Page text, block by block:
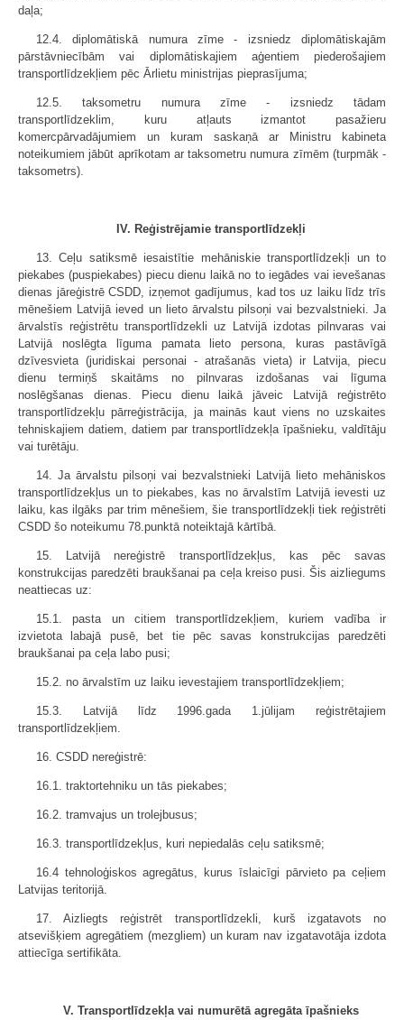
daļa;
12.4. diplomātiskā numura zīme - izsniedz diplomātiskajām
pārstāvniecībām vai diplomātiskajiem aģentiem piederošajiem
transportlīdzekļiem pēc Ārlietu ministrijas pieprasījuma;
12.5. taksometru numura zīme - izsniedz tādam
transportlīdzeklim, kuru atļauts izmantot pasažieru
komercpārvadājumiem un kuram saskaņā ar Ministru kabineta
noteikumiem jābūt aprīkotam ar taksometru numura zīmēm (turpmāk -
taksometrs).
IV. Reģistrējamie transportlīdzekļi
13. Ceļu satiksmē iesaistītie mehāniskie transportlīdzekļi un to
piekabes (puspiekabes) piecu dienu laikā no to iegādes vai ievešanas
dienas jāreģistrē CSDD, izņemot gadījumus, kad tos uz laiku līdz trīs
mēnešiem Latvijā ieved un lieto ārvalstu pilsoņi vai bezvalstnieki. Ja
ārvalstīs reģistrētu transportlīdzekli uz Latvijā izdotas pilnvaras vai
Latvijā noslēgta līguma pamata lieto persona, kuras pastāvīgā
dzīvesvieta (juridiskai personai - atrašanās vieta) ir Latvija, piecu
dienu termiņš skaitāms no pilnvaras izdošanas vai līguma
noslēgšanas dienas. Piecu dienu laikā jāveic Latvijā reģistrēto
transportlīdzekļu pārreģistrācija, ja mainās kaut viens no uzskaites
tehniskajiem datiem, datiem par transportlīdzekļa īpašnieku, valdītāju
vai turētāju.
14. Ja ārvalstu pilsoņi vai bezvalstnieki Latvijā lieto mehāniskos
transportlīdzekļus un to piekabes, kas no ārvalstīm Latvijā ievesti uz
laiku, kas ilgāks par trim mēnešiem, šie transportlīdzekļi tiek reģistrēti
CSDD šo noteikumu 78.punktā noteiktajā kārtībā.
15. Latvijā nereģistrē transportlīdzekļus, kas pēc savas
konstrukcijas paredzēti braukšanai pa ceļa kreiso pusi. Šis aizliegums
neattiecas uz:
15.1. pasta un citiem transportlīdzekļiem, kuriem vadība ir
izvietota labajā pusē, bet tie pēc savas konstrukcijas paredzēti
braukšanai pa ceļa labo pusi;
15.2. no ārvalstīm uz laiku ievestajiem transportlīdzekļiem;
15.3. Latvijā līdz 1996.gada 1.jūlijam reģistrētajiem
transportlīdzekļiem.
16. CSDD nereģistrē:
16.1. traktortehniku un tās piekabes;
16.2. tramvajus un trolejbusus;
16.3. transportlīdzekļus, kuri nepiedalās ceļu satiksmē;
16.4 tehnoloģiskos agregātus, kurus īslaicīgi pārvieto pa ceļiem
Latvijas teritorijā.
17. Aizliegts reģistrēt transportlīdzekli, kurš izgatavots no
atsevišķiem agregātiem (mezgliem) un kuram nav izgatavotāja izdota
attiecīga sertifikāta.
V. Transportlīdzekļa vai numurētā agregāta īpašnieks